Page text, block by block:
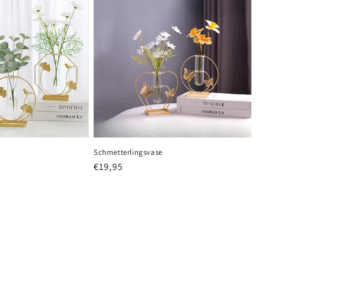
Schmetterlingsvase
Normaler
€19,95